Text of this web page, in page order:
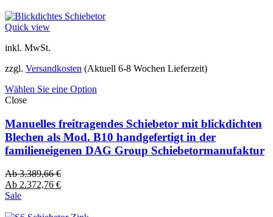
Quick view
inkl. MwSt.
zzgl. Versandkosten (Aktuell 6-8 Wochen Lieferzeit)
Wählen Sie eine Option
Close
Manuelles freitragendes Schiebetor mit blickdichten
Blechen als Mod. B10 handgefertigt in der
familieneigenen DAG Group Schiebetormanufaktur
Ab3.389,66€
Ab 2.372,76 €
Sale